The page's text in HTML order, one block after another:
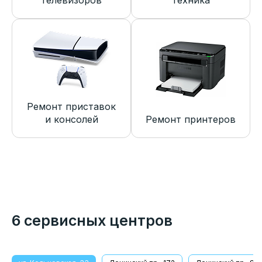
Ремонт приставок
и консолей
Ремонт принтеров
6 сервисных центров